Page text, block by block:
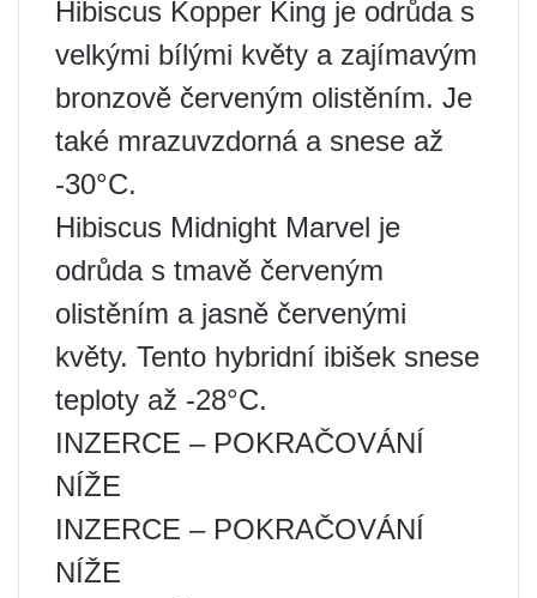
Hibiscus Kopper King je odrůda s
velkými bílými květy a zajímavým
bronzově červeným olistěním. Je
také mrazuvzdorná a snese až
-30°C.
Hibiscus Midnight Marvel je
odrůda s tmavě červeným
olistěním a jasně červenými
květy. Tento hybridní ibišek snese
teploty až -28°C.
INZERCE – POKRAČOVÁNÍ
NÍŽE
INZERCE – POKRAČOVÁNÍ
NÍŽE